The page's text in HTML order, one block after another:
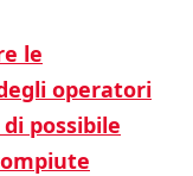
le
operatori
possibile